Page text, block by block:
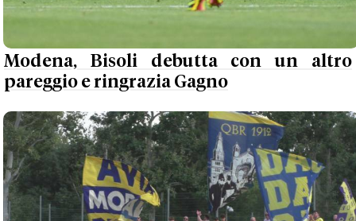
Modena, Bisoli debutta con un altro
pareggio e ringrazia Gagno